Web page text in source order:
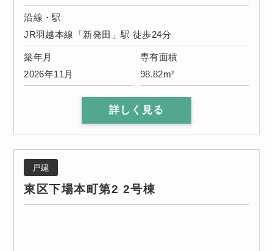
沿線・駅
JR羽越本線「新発田」駅 徒歩24分
築年月
2026年11月
専有面積
98.82m²
詳しく見る
戸建
東区下場本町第2 2号棟